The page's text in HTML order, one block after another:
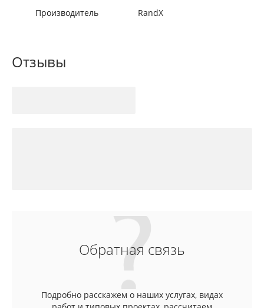
Производитель RandX
Отзывы
Обратная связь
Подробно расскажем о наших услугах, видах